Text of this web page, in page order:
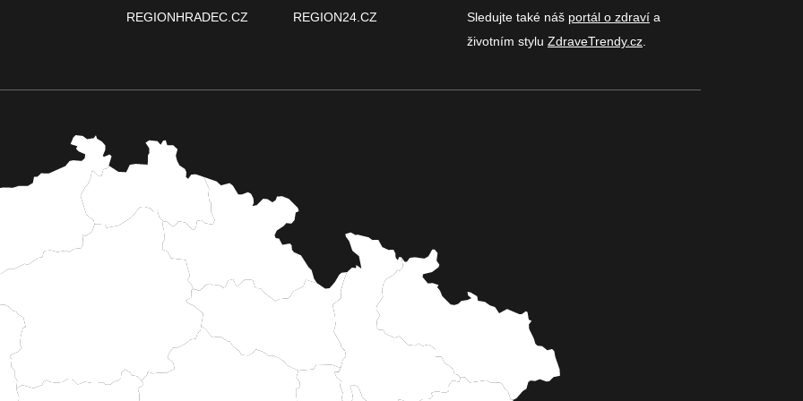
REGIONHRADEC.CZ REGION24.CZ Sledujte také náš portál o zdraví a
životním stylu ZdraveTrendy.cz